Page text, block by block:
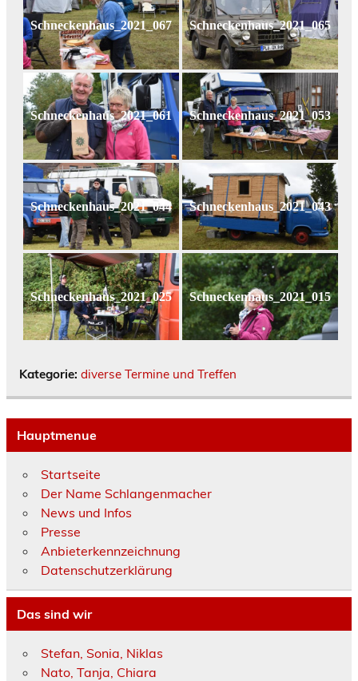
Schneckenhaus_2021_067 Schneckenhaus_2021_065
Schneckenhaus_2021_061 Schneckenhaus_2021_053
Schneckenhaus_2021_044 Schneckenhaus_2021_043
Schneckenhaus_2021_025 Schneckenhaus_2021_015
Kategorie: diverse Termine und Treffen
Hauptmenue
Startseite
Der Name Schlangenmacher
News und Infos
Presse
Anbieterkennzeichnung
Datenschutzerklärung
Das sind wir
Stefan, Sonia, Niklas
Nato, Tanja, Chiara